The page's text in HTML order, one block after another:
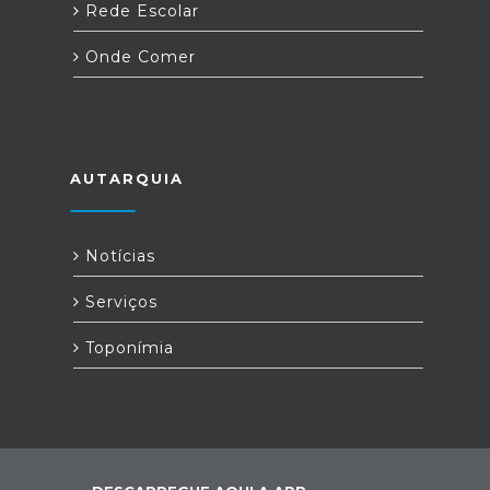
Rede Escolar
Onde Comer
AUTARQUIA
Notícias
Serviços
Toponímia